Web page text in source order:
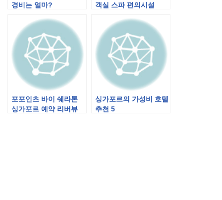
경비는 얼마?
객실 스파 편의시설
포포인츠 바이 쉐라톤
싱가포르 예약 리버뷰
싱가포르의 가성비 호텔
추천 5